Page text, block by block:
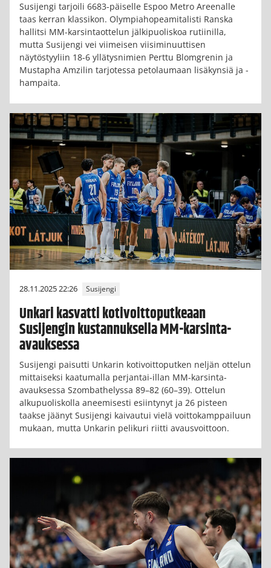
Susijengi tarjoili 6683-päiselle Espoo Metro Areenalle
taas kerran klassikon. Olympiahopeamitalisti Ranska
hallitsi MM-karsintaottelun jälkipuoliskoa rutiinilla,
mutta Susijengi vei viimeisen viisiminuuttisen
näytöstyyliin 18-6 yllätysnimien Perttu Blomgrenin ja
Mustapha Amzilin tarjotessa petolaumaan lisäkynsiä ja -
hampaita.
28.11.2025 22:26 Susijengi
Unkari kasvatti kotivoittoputkeaan
Susijengin kustannuksella MM-karsinta-
avauksessa
Susijengi paisutti Unkarin kotivoittoputken neljän ottelun
mittaiseksi kaatumalla perjantai-illan MM-karsinta-
avauksessa Szombathelyssa 89–82 (60–39). Ottelun
alkupuoliskolla aneemisesti esiintynyt ja 26 pisteen
taakse jäänyt Susijengi kaivautui vielä voittokamppailuun
mukaan, mutta Unkarin pelikuri riitti avausvoittoon.